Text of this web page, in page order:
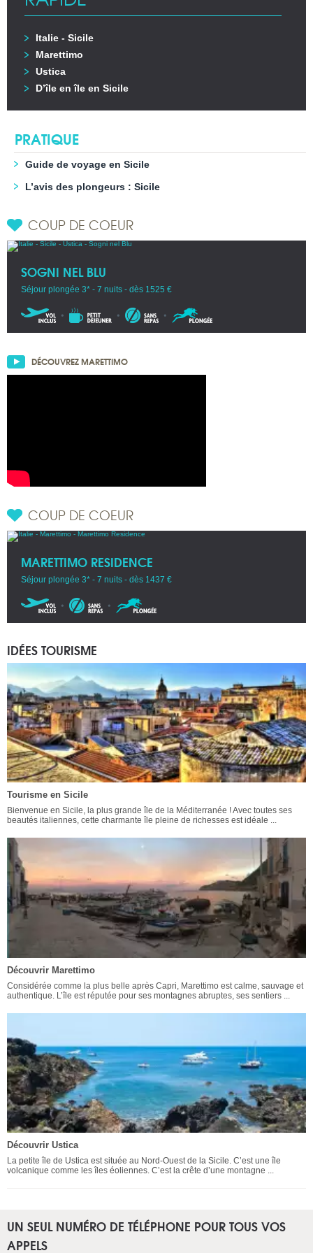
Italie - Sicile
Marettimo
Ustica
D’île en île en Sicile
PRATIQUE
Guide de voyage en Sicile
L’avis des plongeurs : Sicile
COUP DE COEUR
SOGNI NEL BLU
Séjour plongée 3* - 7 nuits - dès 1525 €
DÉCOUVREZ MARETTIMO
COUP DE COEUR
MARETTIMO RESIDENCE
Séjour plongée 3* - 7 nuits - dès 1437 €
IDÉES TOURISME
Tourisme en Sicile
Bienvenue en Sicile, la plus grande île de la Méditerranée ! Avec toutes ses
beautés italiennes, cette charmante île pleine de richesses est idéale ...
Découvrir Marettimo
Considérée comme la plus belle après Capri, Marettimo est calme, sauvage et
authentique. L’île est réputée pour ses montagnes abruptes, ses sentiers ...
Découvrir Ustica
La petite île de Ustica est située au Nord-Ouest de la Sicile. C’est une île
volcanique comme les îles éoliennes. C’est la crête d’une montagne ...
UN SEUL NUMÉRO DE TÉLÉPHONE POUR TOUS VOS
APPELS